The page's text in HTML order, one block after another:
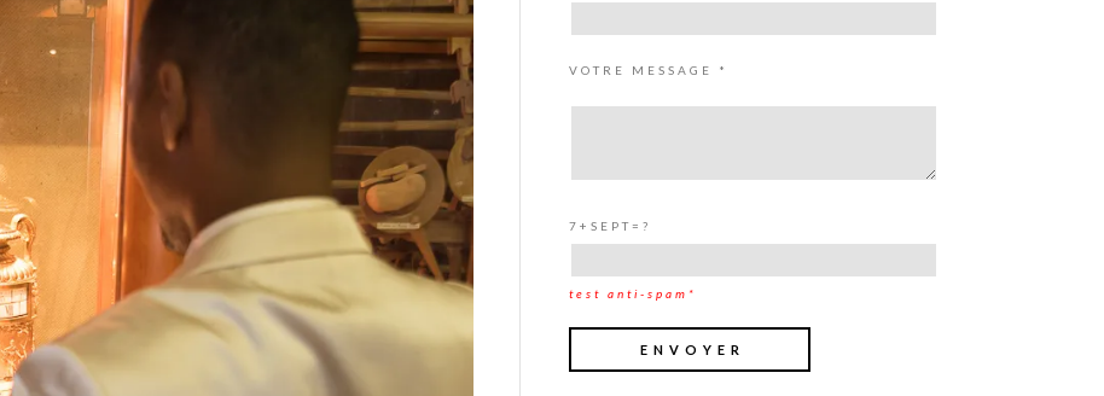
VOTRE MESSAGE *
7+SEPT=?
test anti-spam*